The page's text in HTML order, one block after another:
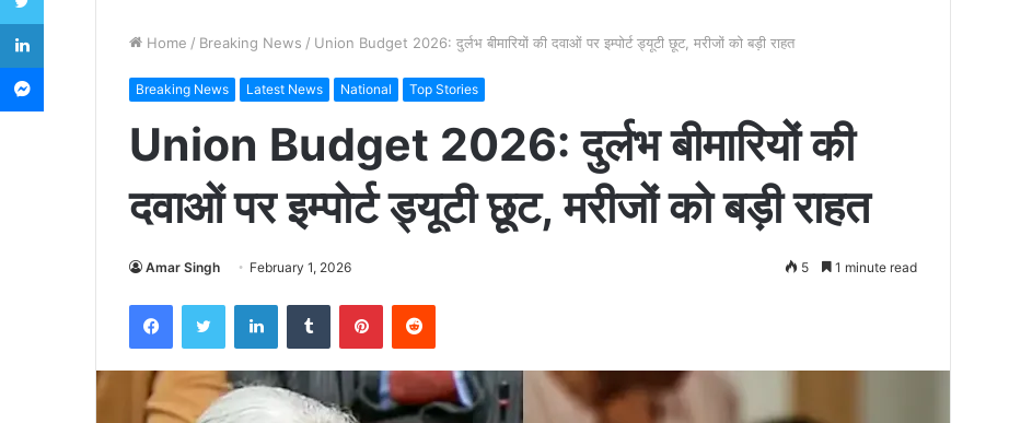
Home / Breaking News / Union Budget 2026: दुर्लभ बीमारियों की दवाओं पर इम्पोर्ट ड्यूटी छूट, मरीजों को बड़ी राहत
Breaking News Latest News National Top Stories
Union Budget 2026: दुर्लभ बीमारियों की
दवाओं पर इम्पोर्ट ड्यूटी छूट, मरीजों को बड़ी राहत
Amar Singh February 1, 2026 5 1 minute read